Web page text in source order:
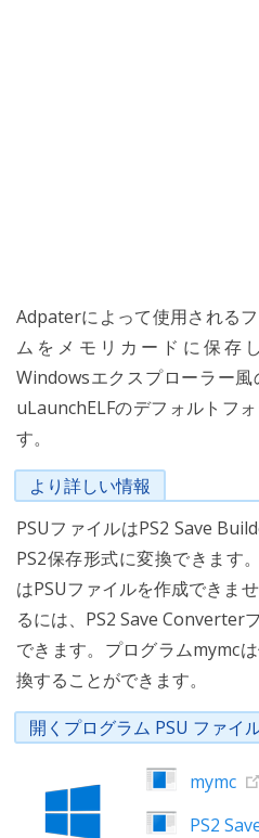
Adpaterによって使用される
ムをメモリカードに保存
Windowsエクスプローラー
uLaunchELFのデフォルトフ
す。
より詳しい情報
PSUファイルはPS2 Save
PS2保存形式に変換できます
はPSUファイルを作成できま
るには、PS2 Save Converter
できます。プログラムmymc
換することができます。
開くプログラム PSU ファイ
mymc
PS2